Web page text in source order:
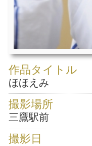
作品タイトル
ほほえみ
撮影場所
三鷹駅前
撮影日